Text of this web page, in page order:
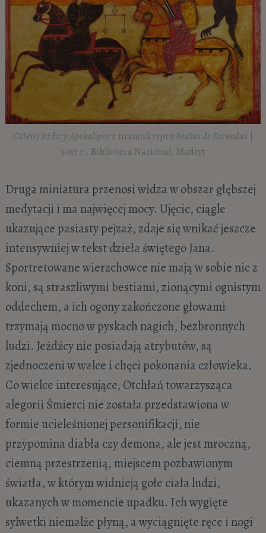
Czterej Jeźdźcy Apokalipsyz manuskryptu Beatus de Facundus
1047 r., Biblioteca Nacional, Madryt
Druga miniatura przenosi widza w obszar głębszej
medytacji i ma najwięcej mocy. Ujęcie, ciągle
ukazujące pasiasty pejzaż, zdaje się wnikać jeszcze
intensywniej w tekst dzieła świętego Jana.
Sportretowane wierzchowce nie mają w sobie nic z
koni, są straszliwymi bestiami, zionącymi ognistym
oddechem, a ich ogony zakończone głowami
trzymają mocno w pyskach nagich, bezbronnych
ludzi. Jeźdźcy nie posiadają atrybutów, są
zjednoczeni w walce i chęci pokonania człowieka.
Co wielce interesujące, Otchłań towarzysząca
alegorii Śmierci nie została przedstawiona w
formie ucieleśnionej personifikacji, nie
przypomina diabła czy demona, ale jest mroczną,
ciemną przestrzenią, miejscem pozbawionym
światła, w którym widnieją gołe ciała ludzi,
ukazanych w momencie upadku. Ich wygięte
sylwetki niemalże płyną, a wyciągnięte ręce i nogi